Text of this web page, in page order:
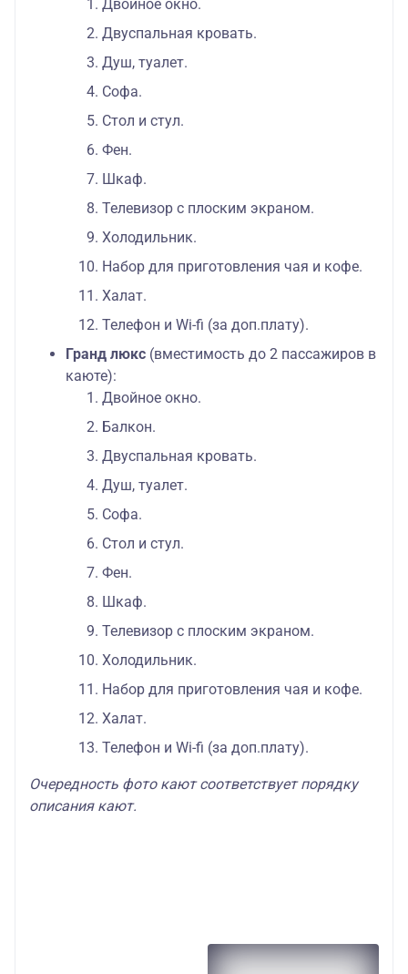
Двойное окно.
Двуспальная кровать.
Душ, туалет.
Софа.
Стол и стул.
Фен.
Шкаф.
Телевизор с плоским экраном.
Холодильник.
Набор для приготовления чая и кофе.
Халат.
Телефон и Wi-fi (за доп.плату).
Гранд люкс (вместимость до 2 пассажиров в
каюте):
Двойное окно.
Балкон.
Двуспальная кровать.
Душ, туалет.
Софа.
Стол и стул.
Фен.
Шкаф.
Телевизор с плоским экраном.
Холодильник.
Набор для приготовления чая и кофе.
Халат.
Телефон и Wi-fi (за доп.плату).
Очередность фото кают соответствует порядку
описания кают.